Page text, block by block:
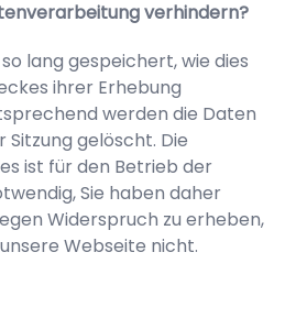
verhindern?
lang gespeichert, wie dies
ihrer Erhebung
werden die Daten
Sitzung gelöscht. Die
ist für den Betrieb der
Sie haben daher
Widerspruch zu erheben,
Webseite nicht.